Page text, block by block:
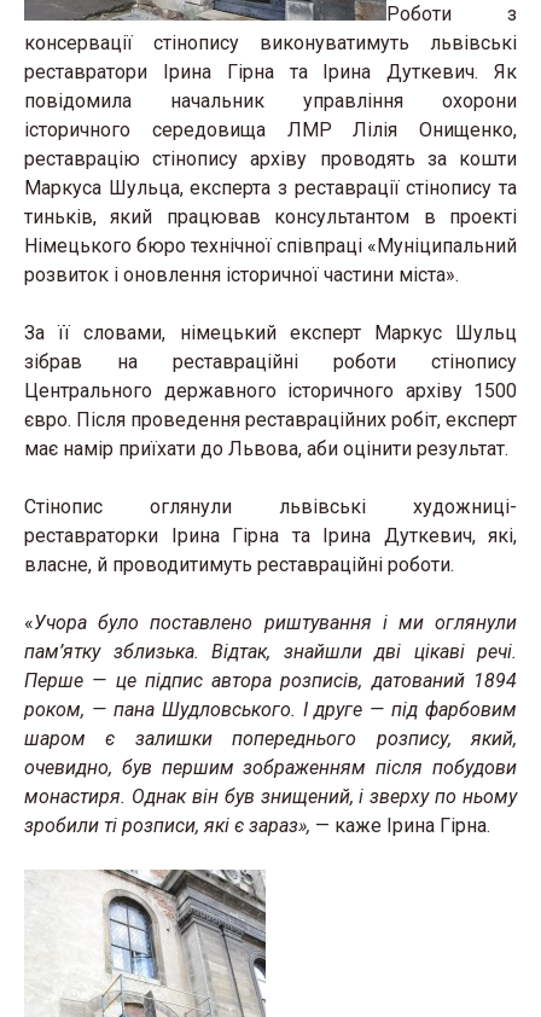
Роботи з
консервації стінопису виконуватимуть львівські
реставратори Ірина Гірна та Ірина Дуткевич. Як
повідомила начальник управління охорони
історичного середовища ЛМР Лілія Онищенко,
реставрацію стінопису архіву проводять за кошти
Маркуса Шульца, експерта з реставрації стінопису та
тиньків, який працював консультантом в проекті
Німецького бюро технічної співпраці «Муніципальний
розвиток і оновлення історичної частини міста».
За її словами, німецький експерт Маркус Шульц
зібрав на реставраційні роботи стінопису
Центрального державного історичного архіву 1500
євро. Після проведення реставраційних робіт, експерт
має намір приїхати до Львова, аби оцінити результат.
Стінопис оглянули львівські художниці-
реставраторки Ірина Гірна та Ірина Дуткевич, які,
власне, й проводитимуть реставраційні роботи.
«Учора було поставлено риштування і ми оглянули
пам’ятку зблизька. Відтак, знайшли дві цікаві речі.
Перше — це підпис автора розписів, датований 1894
роком, — пана Шудловського. І друге — під фарбовим
шаром є залишки попереднього розпису, який,
очевидно, був першим зображенням після побудови
монастиря. Однак він був знищений, і зверху по ньому
зробили ті розписи, які є зараз», — каже Ірина Гірна.